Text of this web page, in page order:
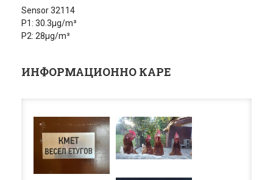
Sensor 32114
P1: 30.3µg/m³
P2: 28µg/m³
ИНФОРМАЦИОННО КАРЕ